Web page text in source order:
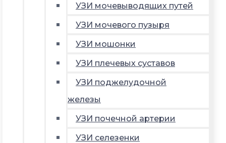
УЗИ мочевыводящих путей
УЗИ мочевого пузыря
УЗИ мошонки
УЗИ плечевых суставов
УЗИ поджелудочной
железы
УЗИ почечной артерии
УЗИ селезенки